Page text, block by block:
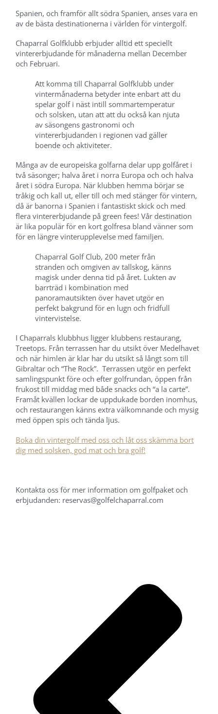
Spanien, och framför allt södra Spanien, anses vara en
av de bästa destinationerna i världen för vintergolf.
Chaparral Golfklubb erbjuder alltid ett speciellt
vintererbjudande för månaderna mellan December
och Februari.
Att komma till Chaparral Golfklubb under
vintermånaderna betyder inte enbart att du
spelar golf i näst intill sommartemperatur
och solsken, utan att att du också kan njuta
av säsongens gastronomi och
vintererbjudanden i regionen vad gäller
boende och aktiviteter.
Många av de europeiska golfarna delar upp golfåret i
två säsonger; halva året i norra Europa och och halva
året i södra Europa. När klubben hemma börjar se
tråkig och kall ut, eller till och med stänger för vintern,
då är banorna i Spanien i fantastiskt skick och med
flera vintererbjudande på green fees! Vår destination
är lika populär för en kort golfresa bland vänner som
för en längre vinterupplevelse med familjen.
Chaparral Golf Club, 200 meter från
stranden och omgiven av tallskog, känns
magisk under denna tid på året. Lukten av
barrträd i kombination med
panoramautsikten över havet utgör en
perfekt bakgrund för en lugn och fridfull
vintervistelse.
I Chaparrals klubbhus ligger klubbens restaurang,
Treetops. Från terrassen har du utsikt över Medelhavet
och när himlen är klar har du utsikt så långt som till
Gibraltar och “The Rock”. Terrassen utgör en perfekt
samlingspunkt före och efter golfrundan, öppen från
frukost till middag med både snacks och “a la carte”.
Framåt kvällen lockar de uppdukade borden inomhus,
och restaurangen känns extra välkomnande och mysig
med öppen spis och tända ljus.
Boka din vintergolf med oss ​​och låt oss skämma bort
dig med solsken, god mat och bra golf!
Kontakta oss för mer information om golfpaket och
erbjudanden: reservas@golfelchaparral.com